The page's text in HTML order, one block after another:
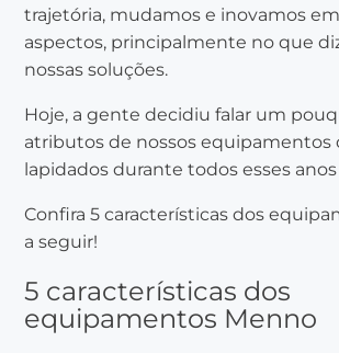
trajetória, mudamos e inovamos
aspectos, principalmente no que
nossas soluções.
Hoje, a gente decidiu falar um
atributos de nossos equipamentos
lapidados durante todos esses
Confira 5 características dos
a seguir!
5 características dos
equipamentos Menno